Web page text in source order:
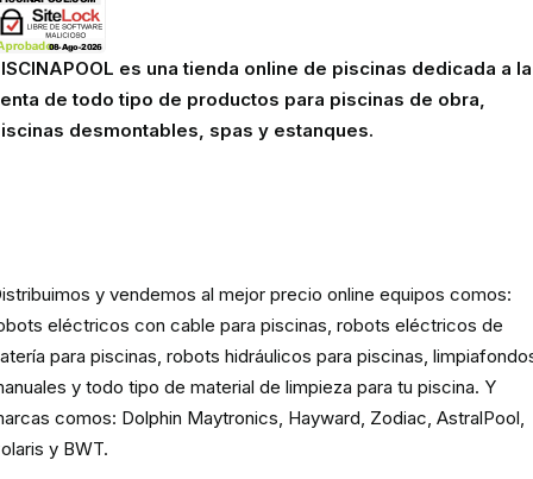
es una tienda online de piscinas dedicada a la
de todo tipo de productos para piscinas de obra,
desmontables, spas y estanques.
y vendemos al mejor precio online equipos comos:
eléctricos con cable para piscinas, robots eléctricos de
para piscinas, robots hidráulicos para piscinas,
y todo tipo de material de limpieza para tu piscina. Y
comos: Dolphin Maytronics, Hayward, Zodiac, AstralPool,
y BWT.